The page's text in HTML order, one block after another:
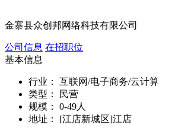
金寨县众创邦网络科技有限公司
公司信息 在招职位
基本信息
行业：
互联网/电子商务/云计算
类型：
民营
规模：
0-49人
地址：
[江店新城区]江店